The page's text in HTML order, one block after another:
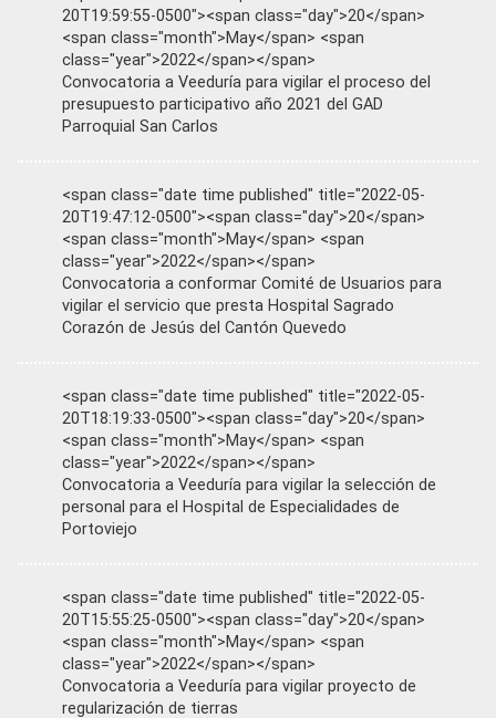
20T19:59:55-0500"><span class="day">20</span>
<span class="month">May</span> <span
class="year">2022</span></span>
Convocatoria a Veeduría para vigilar el proceso del
presupuesto participativo año 2021 del GAD
Parroquial San Carlos
<span class="date time published" title="2022-05-
20T19:47:12-0500"><span class="day">20</span>
<span class="month">May</span> <span
class="year">2022</span></span>
Convocatoria a conformar Comité de Usuarios para
vigilar el servicio que presta Hospital Sagrado
Corazón de Jesús del Cantón Quevedo
<span class="date time published" title="2022-05-
20T18:19:33-0500"><span class="day">20</span>
<span class="month">May</span> <span
class="year">2022</span></span>
Convocatoria a Veeduría para vigilar la selección de
personal para el Hospital de Especialidades de
Portoviejo
<span class="date time published" title="2022-05-
20T15:55:25-0500"><span class="day">20</span>
<span class="month">May</span> <span
class="year">2022</span></span>
Convocatoria a Veeduría para vigilar proyecto de
regularización de tierras